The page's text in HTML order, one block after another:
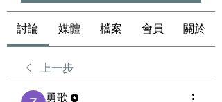
討論 媒體 檔案 會員 關於
上一步
勇歌